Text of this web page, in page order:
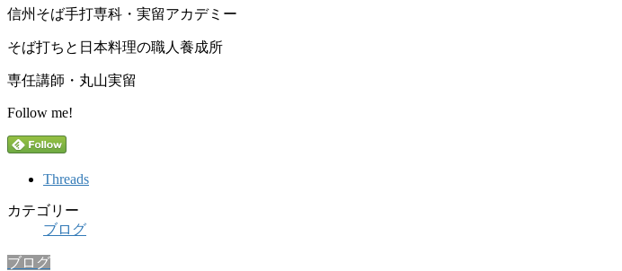
信州そば手打専科・実留アカデミー
そば打ちと日本料理の職人養成所
専任講師・丸山実留
Follow me!
Threads
カテゴリー
ブログ
ブログ